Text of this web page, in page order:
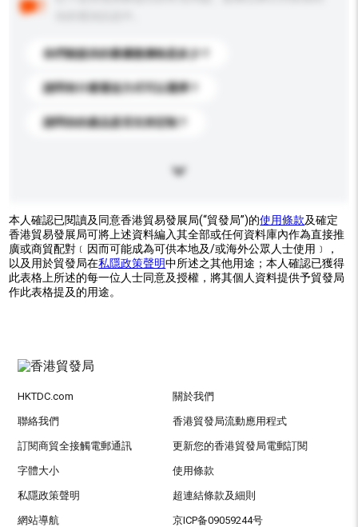
你們能提供的最優惠價格是多少？
請問有什麼運送方式可以選擇？
請問你的產品是否支持定制？
本人確認已閱讀及同意香港貿易發展局(“貿發局”)的使用條款及確定
香港貿易發展局可將上述資料編入其全部或任何資料庫內作為直接推
廣或商貿配對﹝因而可能成為可供本地及/或海外公眾人士使用﹞，
以及用於貿發局在私隱政策聲明中所述之其他用途；本人確認已獲得
此表格上所述的每一位人士同意及授權，將其個人資料提供予貿發局
作此表格提及的用途。
HKTDC.com 關於我們
聯絡我們 香港貿發局流動應用程式
訂閱商貿全接觸電郵通訊 更新您的香港貿發局電郵訂閱
字體大小 使用條款
私隱政策聲明 超連結條款及細則
網站導航 京ICP备09059244号